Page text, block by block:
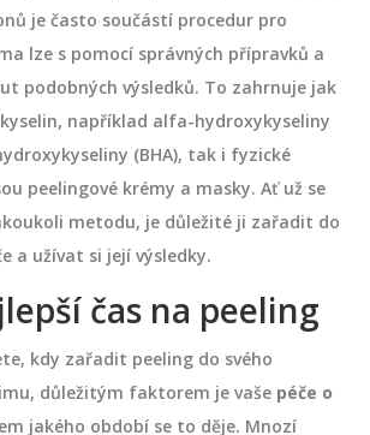
je často součástí procedur pro
lze s pomocí správných přípravků a
podobných výsledků. To zahrnuje jak
například alfa-hydroxykyseliny
(BHA), tak i fyzické
peelingové krémy a masky. Ať už se
metodu, je důležité ji zařadit do
a užívat si její výsledky.
čas na peeling
kdy zařadit peeling do svého
důležitým faktorem je vaše péče o
jakého období se to děje. Mnozí